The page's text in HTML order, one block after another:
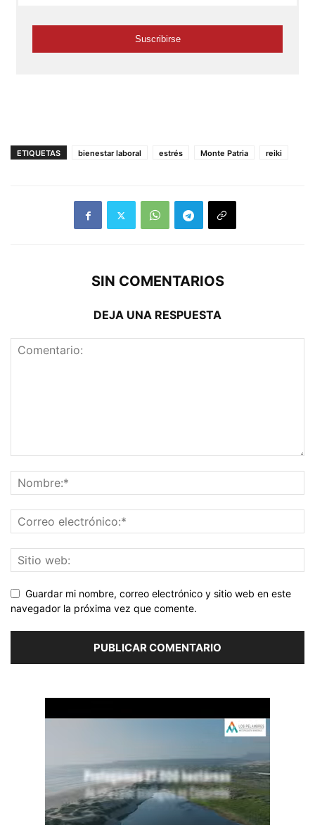
ETIQUETAS bienestar laboral estrés Monte Patria reiki
SIN COMENTARIOS
DEJA UNA RESPUESTA
Guardar mi nombre, correo electrónico y sitio web en este
navegador la próxima vez que comente.